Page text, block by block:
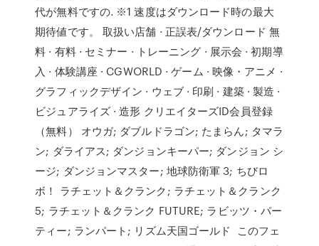
代が無料ですの. ※1 速度はダウンロード時の最大
期待値です。 取扱い店舗 · 正誤表/ダウンロード 無
料 · 有料 · セミナー · トレーニング · 展示会 · 初期導
入 · 体験講座 · CGWORLD · ゲーム · 映像・アニメ ·
グラフィックデザイン · ウェブ · 印刷 · 建築 · 製造 ·
ビジュアライズ · 造形 クリエイターズID会員登録
（無料） オウガ; ダブルドラゴン; たまらん; タマラ
ン; ダライアス; ダンジョンキーパー; ダンジョン シ
ージ; ダンジョンマスター; 地球防衛軍 3; ちびロ
ボ！ ラチェット＆クランク; ラチェット＆クランク
5; ラチェット＆クランク FUTURE; ラビッツ・パー
ティー; ランパート; リズム天国ゴールド このフェ